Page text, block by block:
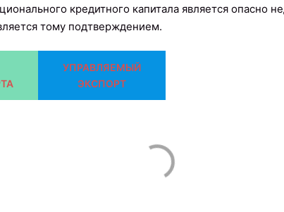
кредитного капитала является опасно
тому подтверждением.
УПРАВЛЯЕМЫЙ
ЭКСПОРТ